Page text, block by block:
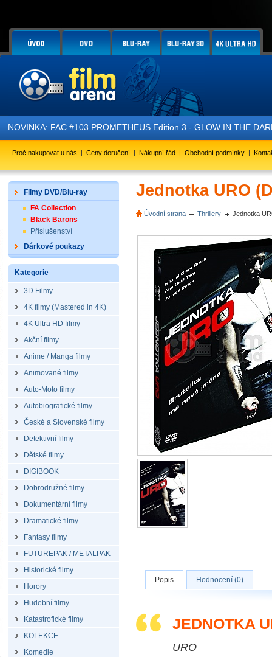
NOVINKA: FAC #103 PROMETHEUS Edition 3 - GLOW IN THE
Proč nakupovat u nás | Ceny doručení | Nákupní řád | Obchodní podmínky |
Filmy DVD/Blu-ray
FA Collection
Black Barons
Příslušenství
Dárkové poukazy
Kategorie
3D Filmy
4K filmy (Mastered in 4K)
4K Ultra HD filmy
Akční filmy
Anime / Manga filmy
Animované filmy
Auto-Moto filmy
Autobiografické filmy
České a Slovenské filmy
Detektivní filmy
Dětské filmy
DIGIBOOK
Dobrodružné filmy
Dokumentární filmy
Dramatické filmy
Fantasy filmy
FUTUREPAK / METALPAK
Historické filmy
Horory
Hudební filmy
Katastrofické filmy
KOLEKCE
Komedie
Jednotka URO
Úvodní strana Thrillery Jednotka
Popis Hodnocení (0)
JEDNOTKA
URO